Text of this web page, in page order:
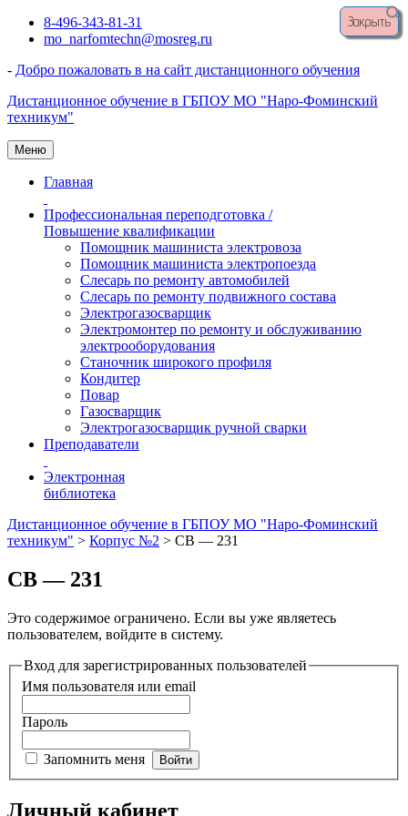
Перейти8-496-343-81-31
mo_narfomtechn@mosreg.ru
- Добро пожаловать в на сайт дистанционного обучения
Дистанционное обучение в ГБПОУ МО "Наро-Фоминский
техникум"
Меню
Главная
Профессиональная переподготовка /
Повышение квалификации
Помощник машиниста электровоза
Помощник машиниста электропоезда
Слесарь по ремонту автомобилей
Слесарь по ремонту подвижного состава
Электрогазосварщик
Электромонтер по ремонту и обслуживанию
электрооборудования
Станочник широкого профиля
Кондитер
Повар
Газосварщик
Электрогазосварщик ручной сварки
Преподаватели
Электронная
библиотека
Дистанционное обучение в ГБПОУ МО "Наро-Фоминский
техникум" > Корпус №2 > СВ — 231
СВ — 231
Это содержимое ограничено. Если вы уже являетесь
пользователем, войдите в систему.
Вход для зарегистрированных пользователей
Имя пользователя или email
Пароль
Запомнить меня
Личный кабинет
Закрыть